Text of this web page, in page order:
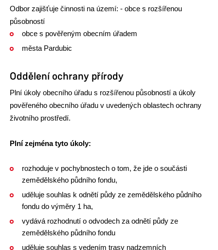
Odbor zajišťuje činnosti na území: - obce s rozšířenou
působností
obce s pověřeným obecním úřadem
města Pardubic
Oddělení ochrany přírody
Plní úkoly obecního úřadu s rozšířenou působností a úkoly
pověřeného obecního úřadu v uvedených oblastech ochrany
životního prostředí.
Plní zejména tyto úkoly:
rozhoduje v pochybnostech o tom, že jde o součásti
zemědělského půdního fondu,
uděluje souhlas k odnětí půdy ze zemědělského půdního
fondu do výměry 1 ha,
vydává rozhodnutí o odvodech za odnětí půdy ze
zemědělského půdního fondu
uděluje souhlas s vedením trasy nadzemních